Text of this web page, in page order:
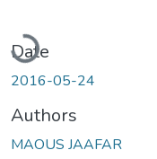
Date
2016-05-24
Authors
MAOUS JAAFAR